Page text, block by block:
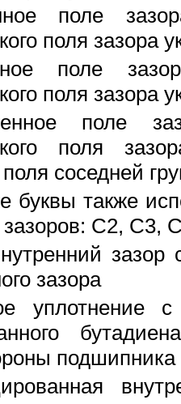
поле
поля зазора
поле
поля зазора
поле
поля
соседней
буквы также
зазоров: С2,
зазор
зазора
уплотнение
подшипника